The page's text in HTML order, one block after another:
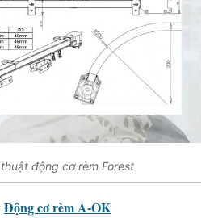
động cơ rèm Forest
Động cơ rèm A-OK